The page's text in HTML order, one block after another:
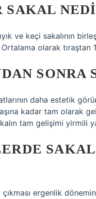
SAKAL
ve keçi sakalının
olarak tıraştan
daha estetik
kadar tam olarak
tam gelişimi yirmili
ergenlik